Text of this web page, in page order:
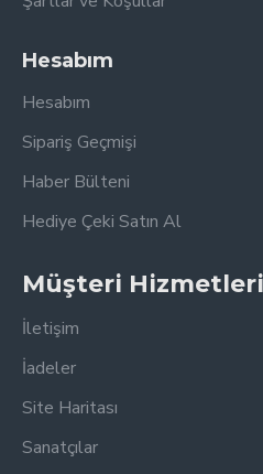
Hesabım
Hesabım
Sipariş Geçmişi
Haber Bülteni
Hediye Çeki Satın Al
Müşteri Hizmetleri
İletişim
İadeler
Site Haritası
Sanatçılar